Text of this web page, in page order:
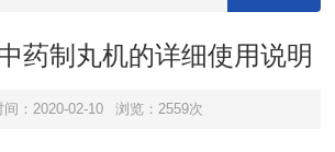
药制丸机的详细使用说明
间：2020-02-10 浏览：2559次